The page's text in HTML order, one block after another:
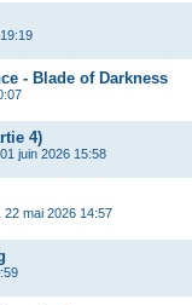
- Blade of Darkness
4)
juin 2026 15:58
22 mai 2026 14:57